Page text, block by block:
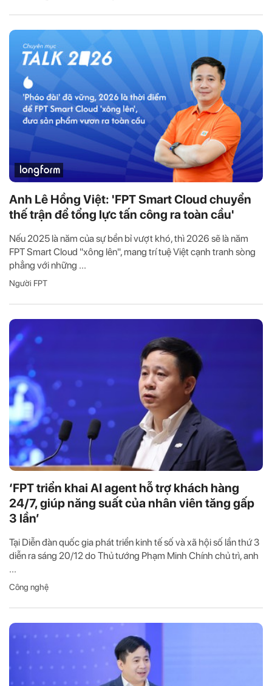
Anh Lê Hồng Việt: 'FPT Smart Cloud chuyển
thế trận để tổng lực tấn công ra toàn cầu'
Nếu 2025 là năm của sự bền bỉ vượt khó, thì 2026 sẽ là năm
FPT Smart Cloud "xông lên", mang trí tuệ Việt cạnh tranh sòng
phẳng với những ...
Người FPT
‘FPT triển khai AI agent hỗ trợ khách hàng
24/7, giúp năng suất của nhân viên tăng gấp
3 lần’
Tại Diễn đàn quốc gia phát triển kinh tế số và xã hội số lần thứ 3
diễn ra sáng 20/12 do Thủ tướng Phạm Minh Chính chủ trì, anh
...
Công nghệ